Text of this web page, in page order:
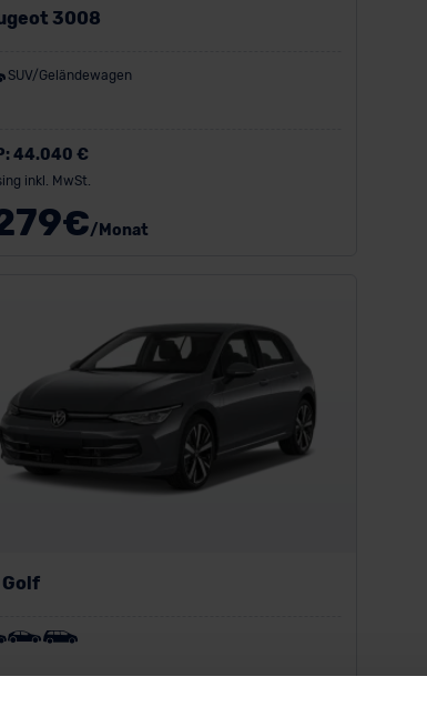
3008
SUV/Geländewagen
44.040 €
inkl. MwSt.
€/Monat
Golf